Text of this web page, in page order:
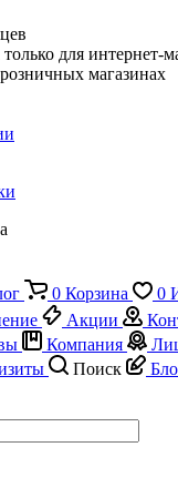
для интернет-
магазинах
0 Корзина 0
Акции
Компания
Поиск